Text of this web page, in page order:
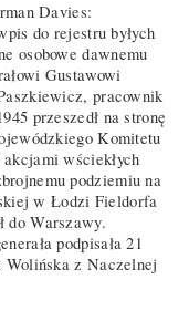
Davies:
do rejestru byłych
osobowe dawnemu
Gustawowi
pracownik
przeszedł na stronę
Komitetu
wściekłych
podziemiu na
w Łodzi Fieldorfa
do Warszawy.
podpisała 21
Wolińska z Naczelnej